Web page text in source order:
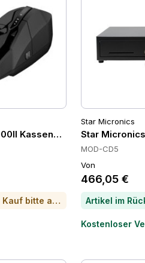
Kassenschubladen
Für Preis oder Kauf bitte anrufen
Star Micronics
Star
MOD-CD5
Von
466,05 €
Kostenloser